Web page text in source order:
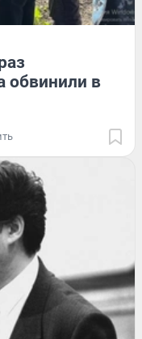
обвинили в